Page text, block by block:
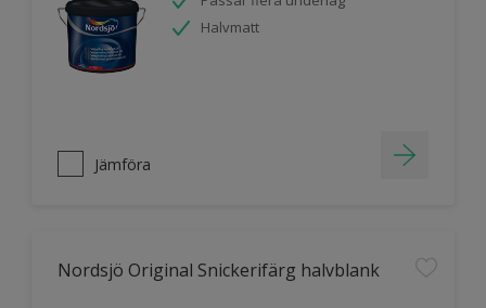
Halvmatt
Jämföra
Nordsjö Original Snickerifärg halvblank